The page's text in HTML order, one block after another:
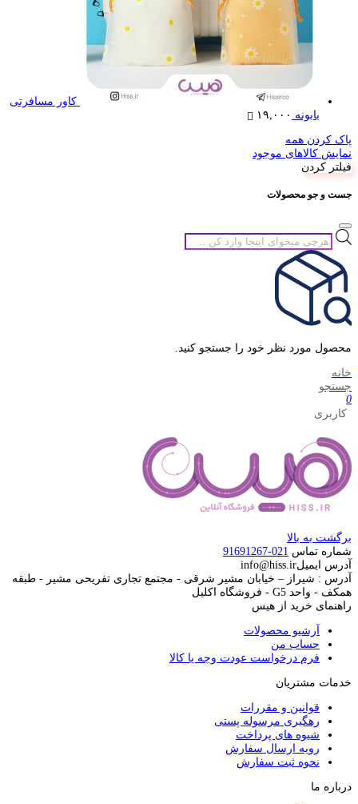
کاور مسافرتی
بابونه ۱۹,۰۰۰
پاک کردن همه
نمایش کالاهای موجود
فیلتر کردن
جست و جو محصولات
جستجوی
محصولات
محصول مورد نظر خود را جستجو کنید.
خانه
جستجو
0
کاربری
برگشت به بالا
شماره تماس 021-91691267
آدرس ایمیلinfo@hiss.ir
آدرس : شیراز – خیابان مشیر شرقی - مجتمع تجاری تفریحی مشیر - طبقه
همکف - واحد G5 - فروشگاه اکلیل
راهنمای خرید از هیس
آرشیو محصولات
حساب من
فرم درخواست عودت وجه یا کالا
خدمات مشتریان
قوانین و مقررات
رهگیری مرسوله پستی
شیوه های پرداخت
رویه ارسال سفارش
نحوه ثبت سفارش
درباره ما